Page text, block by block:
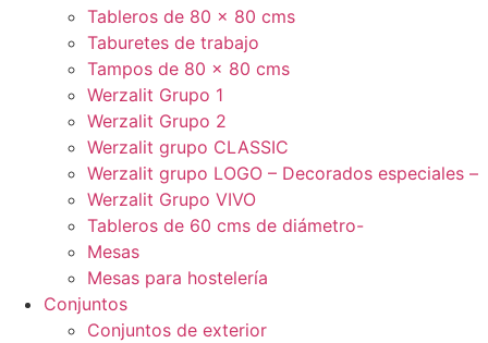
Tableros de 80 x 80 cms
Taburetes de trabajo
Tampos de 80 x 80 cms
Werzalit Grupo 1
Werzalit Grupo 2
Werzalit grupo CLASSIC
Werzalit grupo LOGO – Decorados especiales –
Werzalit Grupo VIVO
Tableros de 60 cms de diámetro-
Mesas
Mesas para hostelería
Conjuntos
Conjuntos de exterior